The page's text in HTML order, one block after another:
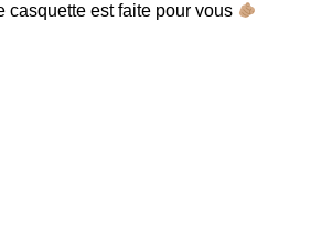
casquette est faite pour vous